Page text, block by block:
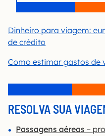
Dinheiro para viagem:
de crédito
Como estimar gastos de
RESOLVA SUA
Passagens aéreas –